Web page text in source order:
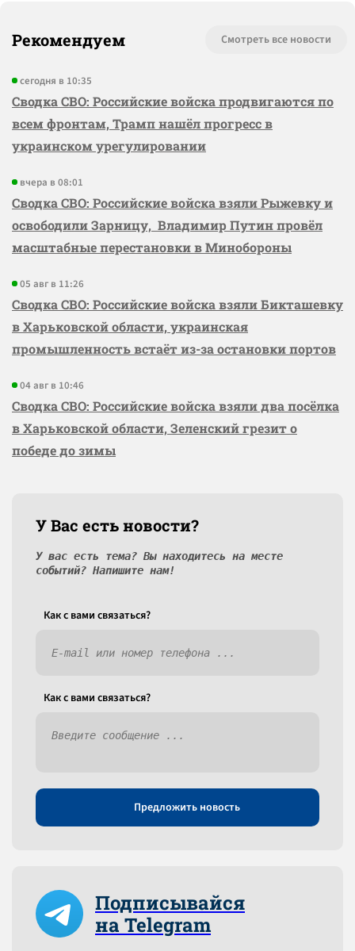
Рекомендуем Смотреть все новости
сегодня в 10:35
Сводка СВО: Российские войска продвигаются по
всем фронтам, Трамп нашёл прогресс в
украинском урегулировании
вчера в 08:01
Сводка СВО: Российские войска взяли Рыжевку и
освободили Зарницу, Владимир Путин провёл
масштабные перестановки в Минобороны
05 авг в 11:26
Сводка СВО: Российские войска взяли Бикташевку
в Харьковской области, украинская
промышленность встаёт из-за остановки портов
04 авг в 10:46
Сводка СВО: Российские войска взяли два посёлка
в Харьковской области, Зеленский грезит о
победе до зимы
У Вас есть новости?
У вас есть тема? Вы находитесь на месте
событий? Напишите нам!
Как c вами связаться?
Как c вами связаться?
Предложить новость
Подписывайся
на Telegram